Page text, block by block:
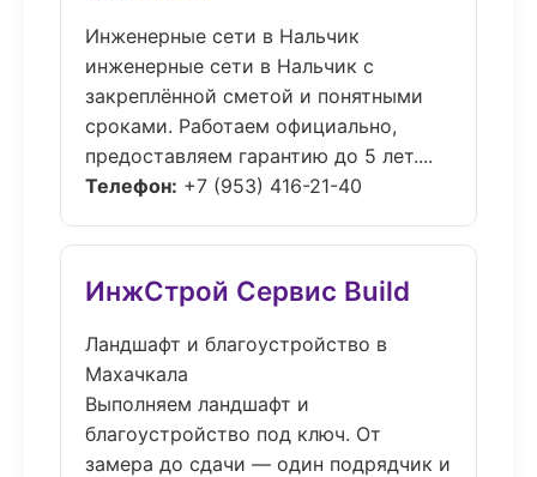
Инженерные сети в Нальчик
инженерные сети в Нальчик с
закреплённой сметой и понятными
сроками. Работаем официально,
предоставляем гарантию до 5 лет....
Телефон: +7 (953) 416-21-40
ИнжСтрой Сервис Build
Ландшафт и благоустройство в
Махачкала
Выполняем ландшафт и
благоустройство под ключ. От
замера до сдачи — один подрядчик и